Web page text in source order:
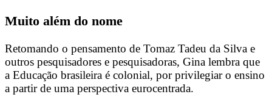
Muito além do nome
Retomando o pensamento de Tomaz Tadeu da Silva e
outros pesquisadores e pesquisadoras, Gina lembra que
a Educação brasileira é colonial, por privilegiar o ensino
a partir de uma perspectiva eurocentrada.